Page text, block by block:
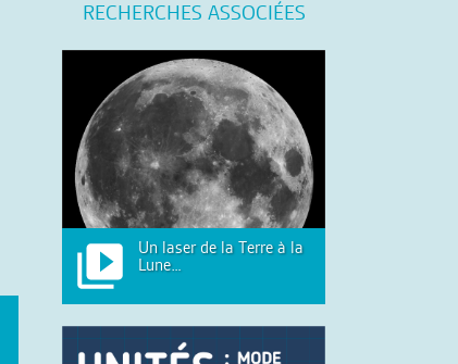
RECHERCHES ASSOCIÉES
Un laser de la Terre à la
Lune…